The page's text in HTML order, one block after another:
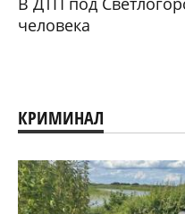
человека
КРИМИНАЛ